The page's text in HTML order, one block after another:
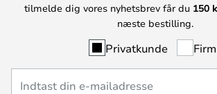
tilmelde dig vores nyhetsbrev får du 150
næste bestilling.
Privatkunde